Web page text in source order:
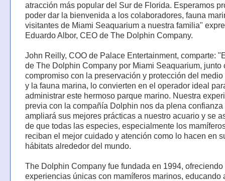
atracción más popular del Sur de Florida. Esperamos
poder dar la bienvenida a los colaboradores, fauna
visitantes de Miami Seaquarium a nuestra familia"
Eduardo Albor, CEO de The Dolphin Company.
John Reilly, COO de Palace Entertainment, comparte:
de The Dolphin Company por Miami Seaquarium, junto
compromiso con la preservación y protección del
y la fauna marina, lo convierten en el operador ideal
administrar este hermoso parque marino. Nuestra
previa con la compañía Dolphin nos da plena confianza
ampliará sus mejores prácticas a nuestro acuario y se
de que todas las especies, especialmente los
reciban el mejor cuidado y atención como lo hacen en
hábitats alrededor del mundo.
The Dolphin Company fue fundada en 1994, ofreciendo
experiencias únicas con mamíferos marinos, educando